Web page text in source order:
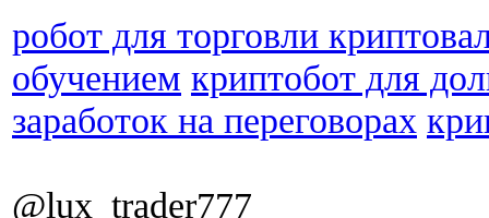
робот для торговли
обучением криптобот для
заработок на переговорах
@lux_trader777